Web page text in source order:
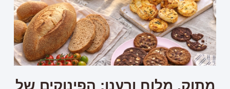
מתוק, מלוח ורענן: הפינוקים של